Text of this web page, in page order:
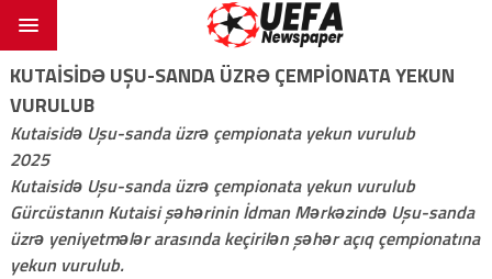
KUTAISIDƏ UŞU-SANDA ÜZRƏ ÇEMPIONATA YEKUN
VURULUB
Kutaisidə Uşu-sanda üzrə çempionata yekun vurulub
2025
Kutaisidə Uşu-sanda üzrə çempionata yekun vurulub
Gürcüstanın Kutaisi şəhərinin İdman Mərkəzində Uşu-sanda
üzrə yeniyetmələr arasında keçirilən şəhər açıq çempionatına
yekun vurulub.